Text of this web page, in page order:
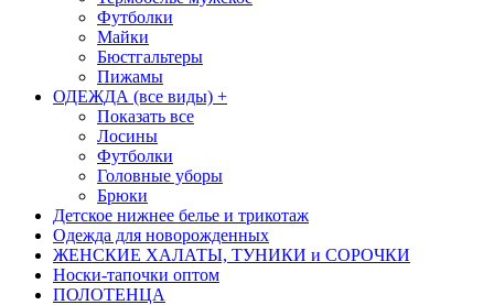
Футболки
Майки
Бюстгальтеры
Пижамы
ОДЕЖДА (все виды) +
Показать все
Лосины
Футболки
Головные уборы
Брюки
Детское нижнее белье и трикотаж
Одежда для новорожденных
ЖЕНСКИЕ ХАЛАТЫ, ТУНИКИ и СОРОЧКИ
Носки-тапочки оптом
ПОЛОТЕНЦА